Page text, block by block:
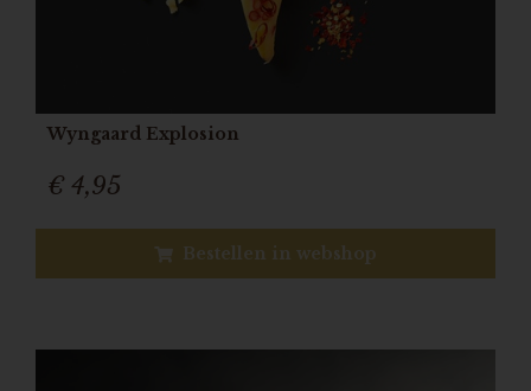
Wyngaard Explosion
€ 4,95
Bestellen in webshop